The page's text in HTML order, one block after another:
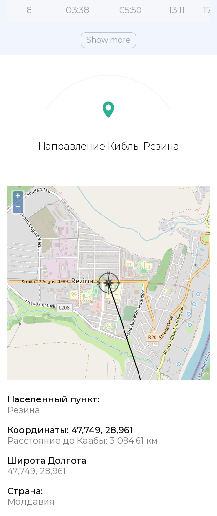
8 03:38 05:50 13:11
Show more
Направление Киблы Резина
+
−
Населенный пункт:
Резина
Координаты: 47,749, 28,961
Расстояние до Каабы: 3 084.61 км
Широта Долгота
47,749, 28,961
Страна:
Молдавия